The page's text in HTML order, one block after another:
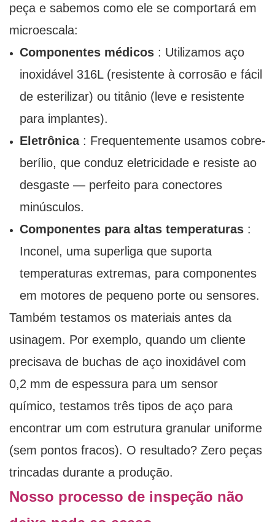
peça e sabemos como ele se comportará em
microescala:
Componentes médicos: Utilizamos aço
inoxidável 316L (resistente à corrosão e fácil
de esterilizar) ou titânio (leve e resistente
para implantes).
Eletrônica: Frequentemente usamos cobre-
berílio, que conduz eletricidade e resiste ao
desgaste — perfeito para conectores
minúsculos.
Componentes para altas temperaturas:
Inconel, uma superliga que suporta
temperaturas extremas, para componentes
em motores de pequeno porte ou sensores.
Também testamos os materiais antes da
usinagem. Por exemplo, quando um cliente
precisava de buchas de aço inoxidável com
0,2 mm de espessura para um sensor
químico, testamos três tipos de aço para
encontrar um com estrutura granular uniforme
(sem pontos fracos). O resultado? Zero peças
trincadas durante a produção.
Nosso processo de inspeção não